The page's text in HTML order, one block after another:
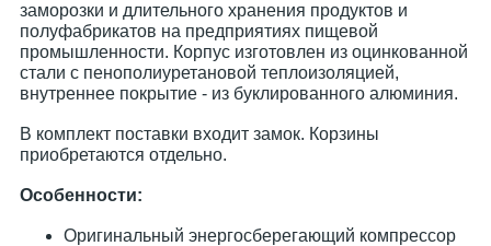
заморозки и длительного хранения продуктов и
полуфабрикатов на предприятиях пищевой
промышленности. Корпус изготовлен из оцинкованной
стали с пенополиуретановой теплоизоляцией,
внутреннее покрытие - из буклированного алюминия.
В комплект поставки входит замок. Корзины
приобретаются отдельно.
Особенности:
Оригинальный энергосберегающий компрессор